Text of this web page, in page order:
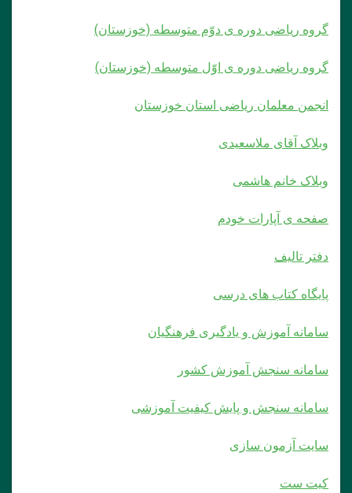
گروه ریاضی دوره ی دوّم متوسطه (خوزستان)
گروه ریاضی دوره ی اوّل متوسطه (خوزستان)
انجمن معلمان ریاضی استان خوزستان
وبلاک آقای ملاسعیدی
وبلاک خانم هاشمی
صفحه ی آپارات خودم
دفتر تالیف
پایگاه کتاب های درسی
سامانه آموزش و یادگیری فرهنگیان
سامانه سنجش آموزش کشور
سامانه سنجش و پایش کیفیت آموزشی
سایت آزمون سازی
کیت ست